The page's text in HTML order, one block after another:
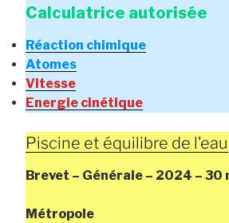
Calculatrice autorisée
Réaction chimique
Atomes
Vitesse
Energie cinétique
Piscine et équilibre de l’eau
Brevet – Générale – 2024 – 30
Métropole